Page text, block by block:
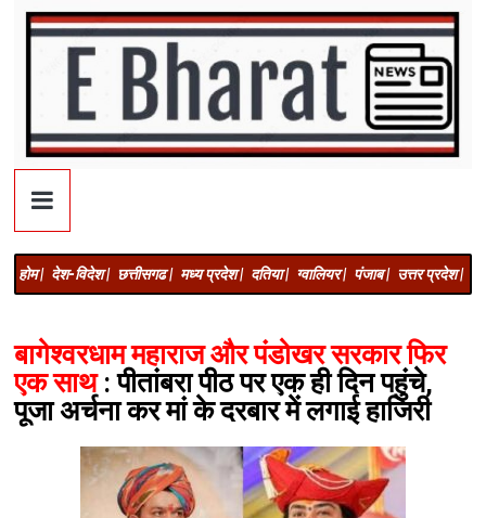
होम | देश-विदेश | छत्तीसगढ | मध्य प्रदेश | दतिया | ग्वालियर | पंजाब | उत्तर प्रदेश |
बागेश्वरधाम महाराज और पंडोखर सरकार फिर
एक साथ: पीतांबरा पीठ पर एक ही दिन पहुंचे,
पूजा अर्चना कर मां के दरबार में लगाई हाजिरी